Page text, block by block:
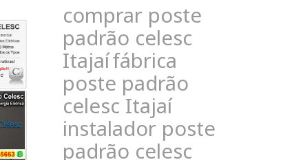
comprar poste
padrão celesc
Itajaífábrica
poste padrão
celesc Itajaí
instalador poste
padrão celesc